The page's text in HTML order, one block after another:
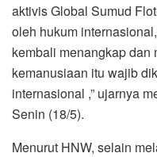
aktivis Global Sumud
oleh hukum
kembali menangkap dan
kemanusiaan itu wajib
internasional ,” ujarnya
Senin (18/5).
Menurut HNW, selain